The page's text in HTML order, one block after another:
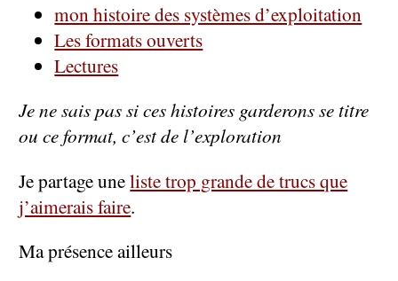
mon histoire des systèmes d’exploitation
Les formats ouverts
Lectures
Je ne sais pas si ces histoires garderons se titre
ou ce format, c’est de l’exploration
Je partage uneliste trop grande de trucs que
j’aimerais faire.
Ma présence ailleurs